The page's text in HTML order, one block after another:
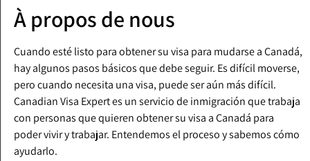
À propos de nous
Cuando esté listo para obtener su visa para mudarse a Canadá,
hay algunos pasos básicos que debe seguir. Es difícil moverse,
pero cuando necesita una visa, puede ser aún más difícil.
Canadian Visa Expert es un servicio de inmigración que trabaja
con personas que quieren obtener su visa a Canadá para
poder vivir y trabajar. Entendemos el proceso y sabemos cómo
ayudarlo.